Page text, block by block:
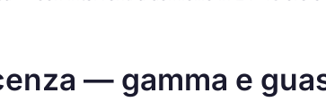
— gamma e